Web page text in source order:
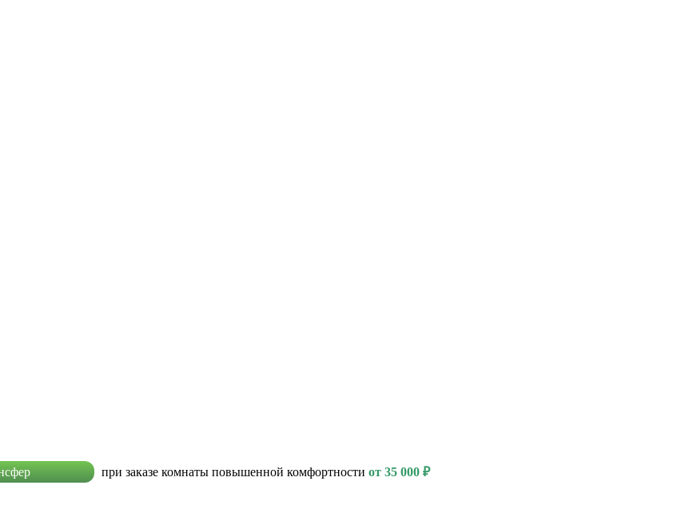
при заказе комнаты повышенной комфортности от 35 000 ₽